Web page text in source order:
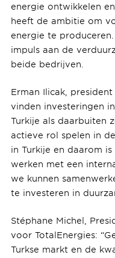
energie ontwikkelen
heeft de ambitie om
energie te
impuls aan de
beide bedrijven.
Erman Ilicak,
vinden investeringen
Turkije als daarbuiten
actieve rol spelen in
in Turkije en daarom
werken met een
we kunnen
te investeren in
Stéphane Michel,
voor TotalEnergies:
Turkse markt en de